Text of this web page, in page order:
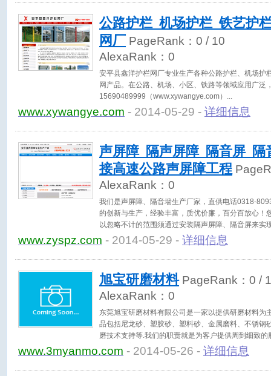
公路护栏_机场护栏_铁艺护
网厂 PageRank： 0 / 10
AlexaRank： 0
安平县鑫洋护栏网厂专业生产各种公路护栏、机场护
网产品。在公路、机场、小区、铁路等领域应用广泛
15690489999（www.xywangye.com）
www.xywangye.com - 2014-05-29 - 详细信息
声屏障_隔声屏障_隔音屏_
接高速公路声屏障工程
AlexaRank： 0
我们是声屏障、隔音墙生产厂家，直供电话0318-
的创新与生产，经验丰富，质优价廉，百分百放心！
以忽略不计的范围须通过安装隔声屏障、隔音屏来实
的生产。（www.zyspz.com）
www.zyspz.com - 2014-05-29 - 详细信息
旭宝研磨材料PageRank： 0 /
AlexaRank： 0
东莞旭宝研磨材料有限公司是一家以提供研磨材料为
品包括尼龙砂、塑胶砂、塑料砂、金属磨料、不锈钢
磨技术支持等.我们的职责就是为客户提供周到细致
户提供完美的产品，这些产品能够帮助客户提高生
不良率且提高产品品质。我们的客户主要来自金属制
光、电子产品的处理、各种产品表面喷砂清理等。我
www.3myanmo.com - 2014-05-26 - 详细信息